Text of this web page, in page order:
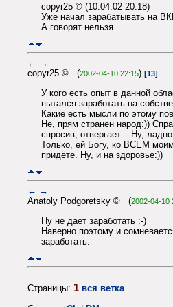
copyr25 © (10.04.02 20:18)
Уже начал зарабатывать на
А говорят нельзя.
← →
copyr25 © (2002-04-10 22:15) [13]
У кого есть опыт в данной
пытался заработать на
Какие есть мысли по этому
Не, прям странен народ:))
спросив, отвергает... Ну,
Только, ей Богу, ко ВСЕМ
придёте. Ну, и на здоровье:))
← →
Anatoly Podgoretsky © (2002-04-10
Ну не дает заработать :-)
Наверно поэтому и
заработать.
Страницы: 1 вся ветка